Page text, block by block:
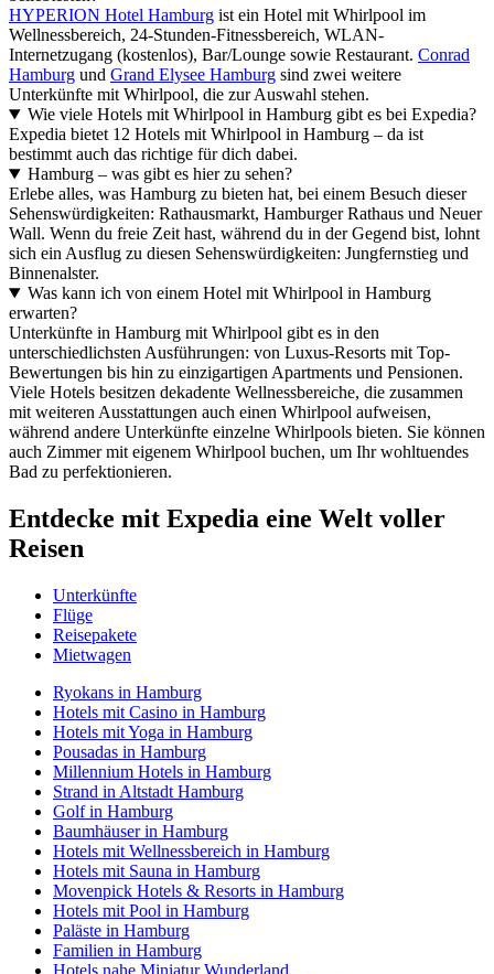
HYPERION Hotel Hamburg ist ein Hotel mit Whirlpool im
Wellnessbereich, 24-Stunden-Fitnessbereich, WLAN-
Internetzugang (kostenlos), Bar/Lounge sowie Restaurant. Conrad
Hamburg und Grand Elysee Hamburg sind zwei weitere
Unterkünfte mit Whirlpool, die zur Auswahl stehen.
Wie viele Hotels mit Whirlpool in Hamburg gibt es bei Expedia?
Expedia bietet 12 Hotels mit Whirlpool in Hamburg – da ist
bestimmt auch das richtige für dich dabei.
Hamburg – was gibt es hier zu sehen?
Erlebe alles, was Hamburg zu bieten hat, bei einem Besuch dieser
Sehenswürdigkeiten: Rathausmarkt, Hamburger Rathaus und Neuer
Wall. Wenn du freie Zeit hast, während du in der Gegend bist, lohnt
sich ein Ausflug zu diesen Sehenswürdigkeiten: Jungfernstieg und
Binnenalster.
Was kann ich von einem Hotel mit Whirlpool in Hamburg
erwarten?
Unterkünfte in Hamburg mit Whirlpool gibt es in den
unterschiedlichsten Ausführungen: von Luxus-Resorts mit Top-
Bewertungen bis hin zu einzigartigen Apartments und Pensionen.
Viele Hotels besitzen dekadente Wellnessbereiche, die zusammen
mit weiteren Ausstattungen auch einen Whirlpool aufweisen,
während andere Unterkünfte einzelne Whirlpools bieten. Sie können
auch Zimmer mit eigenem Whirlpool buchen, um Ihr wohltuendes
Bad zu perfektionieren.
Entdecke mit Expedia eine Welt voller
Reisen
Unterkünfte
Flüge
Reisepakete
Mietwagen
Ryokans in Hamburg
Hotels mit Casino in Hamburg
Hotels mit Yoga in Hamburg
Pousadas in Hamburg
Millennium Hotels in Hamburg
Strand in Altstadt Hamburg
Golf in Hamburg
Baumhäuser in Hamburg
Hotels mit Wellnessbereich in Hamburg
Hotels mit Sauna in Hamburg
Movenpick Hotels & Resorts in Hamburg
Hotels mit Pool in Hamburg
Paläste in Hamburg
Familien in Hamburg
Hotels nahe Miniatur Wunderland